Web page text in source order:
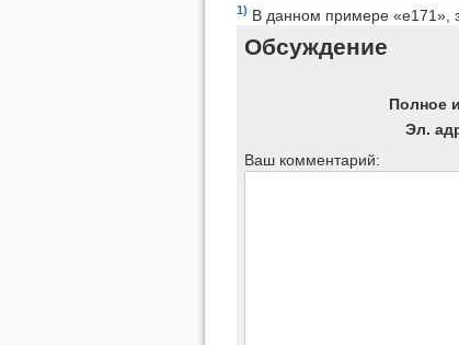
1) В данном примере «e171»,
Обсуждение
Полное
Эл.
Ваш комментарий: